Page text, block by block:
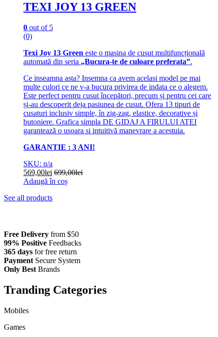
TEXI JOY 13 GREEN
0 out of 5
(0)
Texi Joy 13 Green este o masina de cusut multifuncțională
automată din seria „Bucura-te de culoare preferata”.
Ce inseamna asta? Insemna ca avem acelasi model pe mai
multe culori ce ne v-a bucura privirea de indata ce o alegem.
Este perfect pentru cusut începători, precum și pentru cei care
și-au descoperit deja pasiunea de cusut. Ofera 13 tipuri de
cusaturi inclusiv simple, în zig-zag, elastice, decorative și
butoniere. Grafica simpla DE GIDAJ A FIRULUI ATEI
garantează o usoara si intuitivă manevrare a acestuia.
GARANTIE : 3 ANI!
SKU: n/a
569,00lei 699,00lei
Adaugă în coș
See all products
Free Delivery from $50
99% Positive Feedbacks
365 days for free return
Payment Secure System
Only Best Brands
Tranding Categories
Mobiles
Games